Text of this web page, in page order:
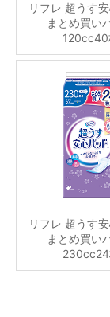
リフレ 超うす
まとめ買い
120cc40
リフレ 超うす
まとめ買い
230cc24